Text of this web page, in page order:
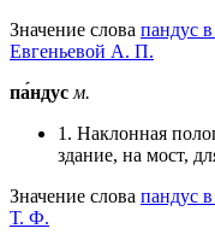
Значение слова пандус
Евгеньевой А. П.
па́ндус м.
1. Наклонная
здание, на мост,
Значение слова пандус
Т. Ф.